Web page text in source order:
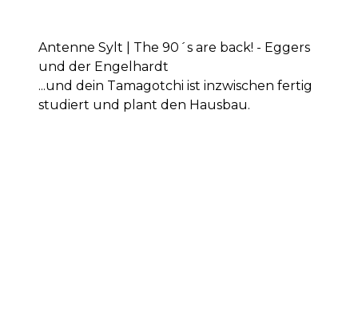
Antenne Sylt | The 90´s are back! - Eggers
und der Engelhardt
...und dein Tamagotchi ist inzwischen fertig
studiert und plant den Hausbau.